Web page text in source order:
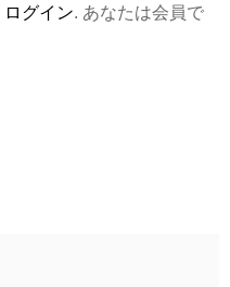
ログイン. あなたは会員で